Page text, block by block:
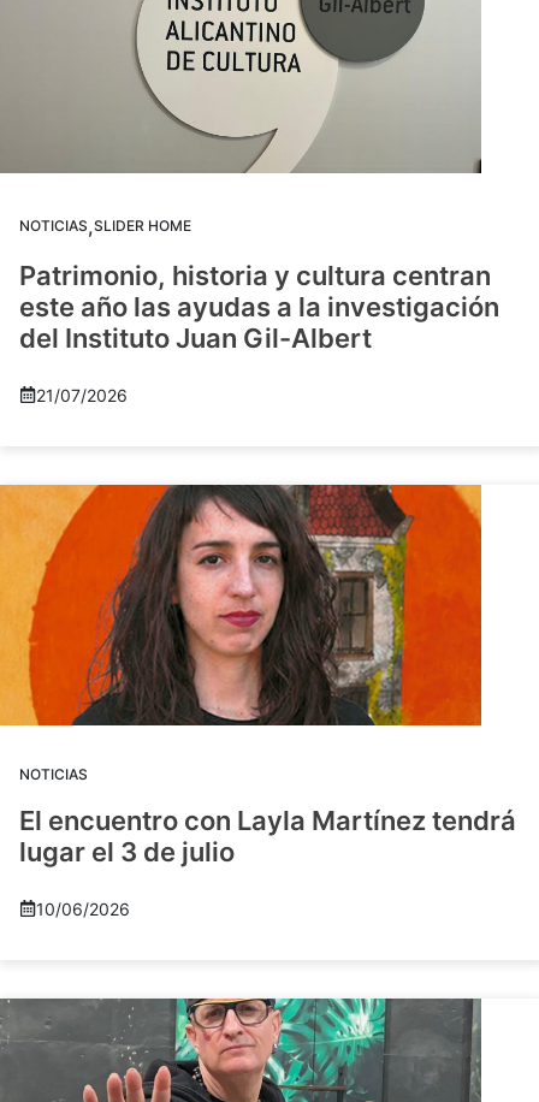
NOTICIAS,SLIDER HOME
Patrimonio, historia y cultura centran
este año las ayudas a la investigación
del Instituto Juan Gil-Albert
21/07/2026
NOTICIAS
El encuentro con Layla Martínez tendrá
lugar el 3 de julio
10/06/2026